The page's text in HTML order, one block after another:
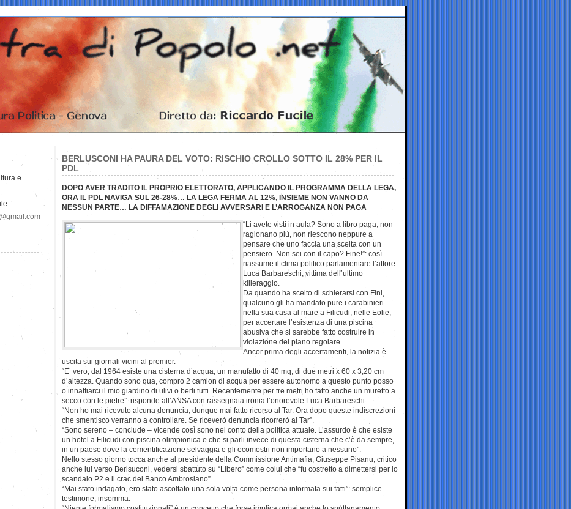
BERLUSCONI HA PAURA DEL VOTO: RISCHIO CROLLO SOTTO IL 28% PER IL
PDL
DOPO AVER TRADITO IL PROPRIO ELETTORATO, APPLICANDO IL PROGRAMMA DELLA LEGA,
ORA IL PDL NAVIGA SUL 26-28%… LA LEGA FERMA AL 12%, INSIEME NON VANNO DA
NESSUN PARTE… LA DIFFAMAZIONE DEGLI AVVERSARI E L’ARROGANZA NON PAGA
“Li avete visti in aula? Sono a libro paga, non
ragionano più, non riescono neppure a
pensare che uno faccia una scelta con un
pensiero. Non sei con il capo? Fine!”: così
riassume il clima politico parlamentare l’attore
Luca Barbareschi, vittima dell’ultimo
killeraggio.
Da quando ha scelto di schierarsi con Fini,
qualcuno gli ha mandato pure i carabinieri
nella sua casa al mare a Filicudi, nelle Eolie,
per accertare l’esistenza di una piscina
abusiva che si sarebbe fatto costruire in
violazione del piano regolare.
Ancor prima degli accertamenti, la notizia è
uscita sui giornali vicini al premier.
“E’ vero, dal 1964 esiste una cisterna d’acqua, un manufatto di 40 mq, di due metri x 60 x 3,20 cm
d’altezza. Quando sono qua, compro 2 camion di acqua per essere autonomo a questo punto posso
o innaffiarci il mio giardino di ulivi o berli tutti. Recentemente per tre metri ho fatto anche un muretto a
secco con le pietre”: risponde all’ANSA con rassegnata ironia l’onorevole Luca Barbareschi.
“Non ho mai ricevuto alcuna denuncia, dunque mai fatto ricorso al Tar. Ora dopo queste indiscrezioni
che smentisco verranno a controllare. Se riceverò denuncia ricorrerò al Tar”.
“Sono sereno – conclude – vicende così sono nel conto della politica attuale. L’assurdo è che esiste
un hotel a Filicudi con piscina olimpionica e che si parli invece di questa cisterna che c’è da sempre,
in un paese dove la cementificazione selvaggia e gli ecomostri non importano a nessuno”.
Nello stesso giorno tocca anche al presidente della Commissione Antimafia, Giuseppe Pisanu, critico
anche lui verso Berlsuconi, vedersi sbattuto su “Libero” come colui che “fu costretto a dimettersi per lo
scandalo P2 e il crac del Banco Ambrosiano”.
“Mai stato indagato, ero stato ascoltato una sola volta come persona informata sui fatti”: semplice
testimone, insomma.
e